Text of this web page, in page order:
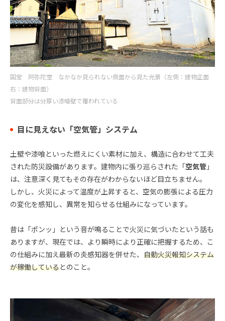
国宝 阿弥陀堂 なかなか見られない側面から見た光景（左側：建物正面
右：建物背面）
背面部分は分厚い漆喰壁で覆われている
目に見えない「空気管」システム
土壁や漆喰といった燃えにくい素材に加え、構造に合わせて工夫
された防災設備があります。建物内に張り巡らされた「空気管 」
は、注意深く見てもその存在がわからないほど目立ちません。
しかし、火災によって温度が上昇すると、空気の膨張による圧力
の変化を感知し、異常を知らせる仕組みになっています。
昔は「ポンッ」という音が鳴ることで火災に気づいたという話も
ありますが、現在では、より瞬時により正確に把握するため、こ
の仕組みに加え最新の炎感知器を併せた、 自動火災報知システム
が稼働しているとのこと。